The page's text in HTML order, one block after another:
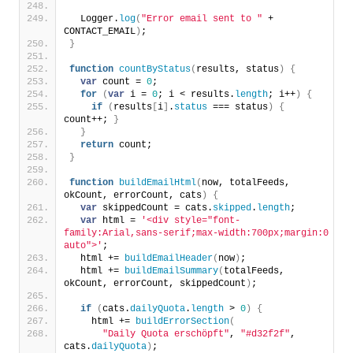
  Logger.
log( "Error email sent to " +
CONTACT_EMAIL ) ;
}
function countByStatus( results, status )
{
var count = 0;
for
(var i = 0; i < results. length; i++ )
{
if
( results i . status === status )
{
count++;
}
}
return count;
}
function buildEmailHtml( now, totalFeeds,
okCount, errorCount, cats )
{
var skippedCount = cats. skipped. length;
var html =
'<div style="font-
family:Arial,sans-serif;max-width:700px;margin:0
auto">' ;
  html +=
buildEmailHeader( now ) ;
  html +=
buildEmailSummary( totalFeeds,
okCount, errorCount, skippedCount ) ;
if (cats.dailyQuota. length > 0 )
{
    html +=
buildErrorSection(
"Daily Quota erschöpft", "#d32f2f",
cats.dailyQuota ) ;